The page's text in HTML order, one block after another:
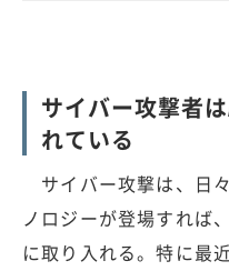
サイバー攻撃者
れている
サイバー攻撃は、日
ノロジーが登場すれば
に取り入れる。特に最